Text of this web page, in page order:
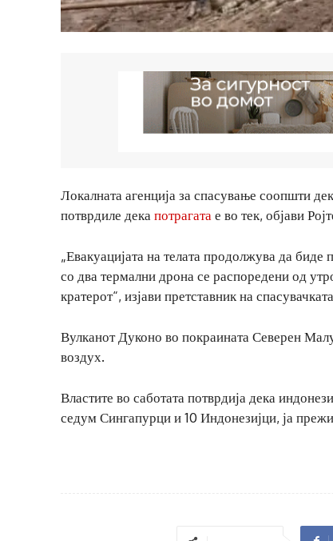
Локалната агенција за спасување соопшти
потврдиле дека потрагата е во тек, објави
„Евакуацијата на телата продолжува да
со два термални дрона се распоредени од
кратерот“, изјави претставник на
Вулканот Дуконо во покраината Северен
воздух.
Властите во саботата потврдија дека
седум Сингапурци и 10 Индонезијци, ја